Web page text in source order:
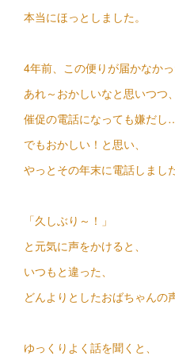
本当にほっとしました。
4年前、この便りが届かなかっ
あれ～おかしいなと思いつつ、
催促の電話になっても嫌だし…
でもおかしい！と思い、
やっとその年末に電話しました
「久しぶり～！」
と元気に声をかけると、
いつもと違った、
どんよりとしたおばちゃんの
ゆっくりよく話を聞くと、